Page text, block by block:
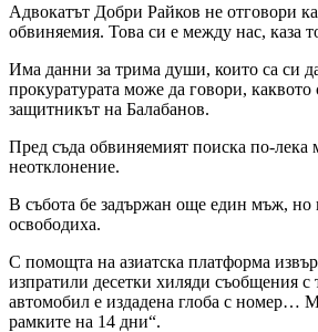
Адвокатът Добри Райков не отговори
обвиняемия. Това си е между нас, каза
Има данни за трима души, които са си
прокуратурата може да говори, каквото
защитникът на Балабанов.
Пред съда обвиняемият поиска по-лека
неотклонение.
В събота бе задържан още един мъж, но
освободиха.
С помощта на азиатска платформа
изпратили десетки хиляди съобщения с
автомобил е издадена глоба с номер…
рамките на 14 дни“.